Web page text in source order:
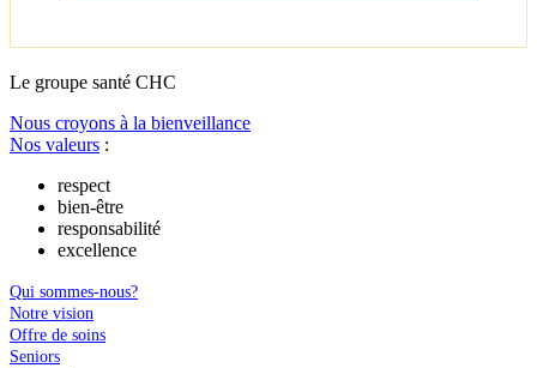
Le groupe santé CHC
Nous croyons à la bienveillance
Nos valeurs :
respect
bien-être
responsabilité
excellence
Qui sommes-nous?
Notre vision
Offre de soins
Seniors